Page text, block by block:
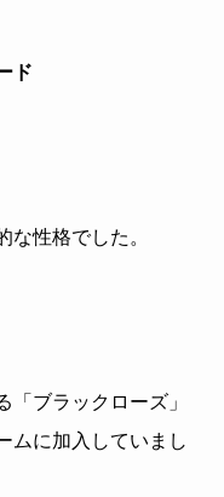
ド
性格でした。
ブラックローズ」
ムに加入していまし